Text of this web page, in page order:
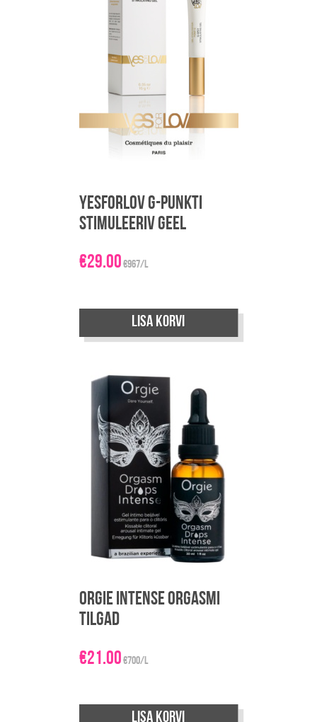
YESforLOV G-punkti
stimuleeriv geel
€29.00€967/L
Lisa korvi
Orgie Intense Orgasmi
Tilgad
€21.00€700/L
Lisa korvi